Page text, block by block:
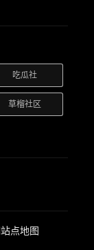
吃瓜社
草榴社区
站点地图